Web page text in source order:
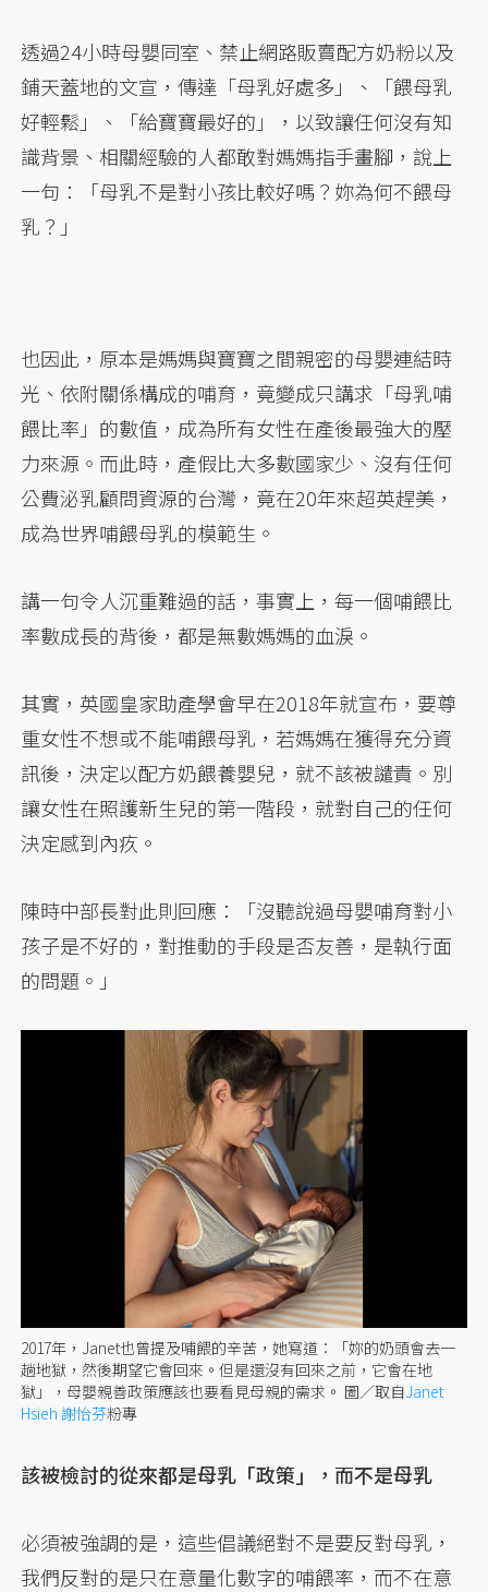
透過24小時母嬰同室、禁止網路販賣配方奶粉以及
鋪天蓋地的文宣，傳達「母乳好處多」、「餵母乳
好輕鬆」、「給寶寶最好的」，以致讓任何沒有知
識背景、相關經驗的人都敢對媽媽指手畫腳，說上
一句：「母乳不是對小孩比較好嗎？妳為何不餵母
乳？」
也因此，原本是媽媽與寶寶之間親密的母嬰連結時
光、依附關係構成的哺育，竟變成只講求「母乳哺
餵比率」的數值，成為所有女性在產後最強大的壓
力來源。而此時，產假比大多數國家少、沒有任何
公費泌乳顧問資源的台灣，竟在20年來超英趕美，
成為世界哺餵母乳的模範生。
講一句令人沉重難過的話，事實上，每一個哺餵比
率數成長的背後，都是無數媽媽的血淚。
其實，英國皇家助產學會早在2018年就宣布，要尊
重女性不想或不能哺餵母乳，若媽媽在獲得充分資
訊後，決定以配方奶餵養嬰兒，就不該被譴責。別
讓女性在照護新生兒的第一階段，就對自己的任何
決定感到內疚。
陳時中部長對此則回應：「沒聽說過母嬰哺育對小
孩子是不好的，對推動的手段是否友善，是執行面
的問題。」
2017年，Janet也曾提及哺餵的辛苦，她寫道：「妳的奶頭會去一
趟地獄，然後期望它會回來。但是還沒有回來之前，它會在地
獄」，母嬰親善政策應該也要看見母親的需求。 圖／取自Janet
Hsieh 謝怡芬粉專
該被檢討的從來都是母乳「政策」，而不是母乳
必須被強調的是，這些倡議絕對不是要反對母乳，
我們反對的是只在意量化數字的哺餵率，而不在意